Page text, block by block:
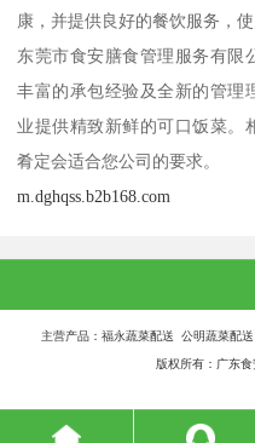
康，并提供良好的餐饮服务，
东莞市食安膳食管理服务有限
丰富的承包经验及全新的管理
业提供精致新鲜的可口饭菜。
肴定会适合您公司的要求。
m.dghqss.b2b168.com
主营产品：福永蔬菜配送 公明蔬菜配
版权所有：广东